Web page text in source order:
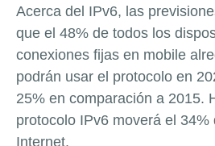
Acerca del IPv6, las
que el 48% de todos los
conexiones fijas en mobile
podrán usar el protocolo en
25% en comparación a 2015.
protocolo IPv6 moverá el
Internet.